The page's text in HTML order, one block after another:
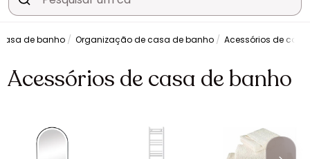
de banho Organização de casa de banho Acessórios de
Acessórios de casa de banho